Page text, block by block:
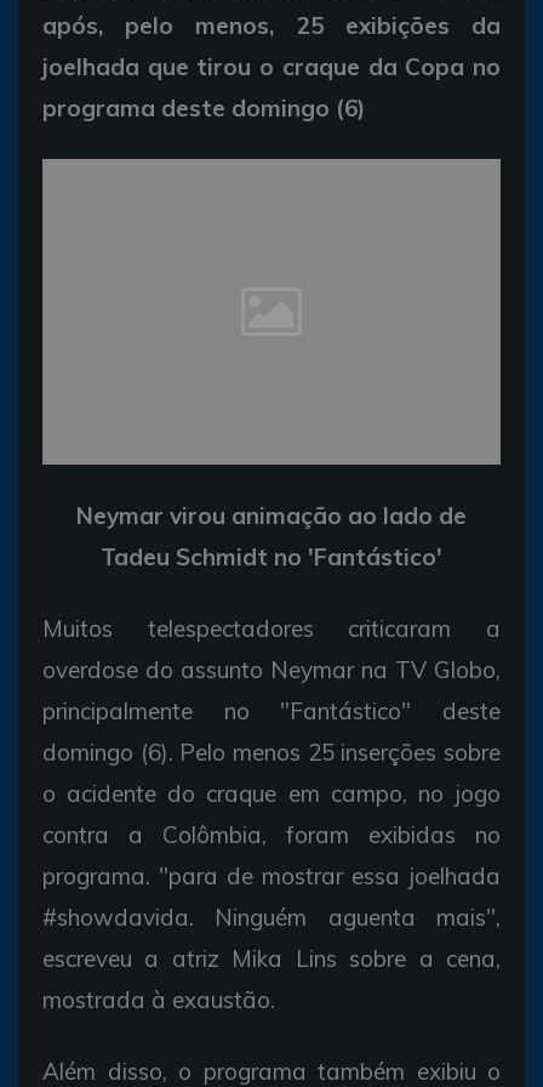
após, pelo menos, 25 exibições da
joelhada que tirou o craque da Copa no
programa deste domingo (6)
Neymar virou animação ao lado de
Tadeu Schmidt no 'Fantástico'
Muitos telespectadores criticaram a
overdose do assunto Neymar na TV Globo,
principalmente no "Fantástico" deste
domingo (6). Pelo menos 25 inserções sobre
o acidente do craque em campo, no jogo
contra a Colômbia, foram exibidas no
programa. "para de mostrar essa joelhada
#showdavida. Ninguém aguenta mais",
escreveu a atriz Mika Lins sobre a cena,
mostrada à exaustão.
Além disso, o programa também exibiu o